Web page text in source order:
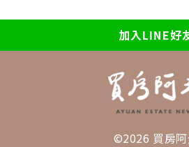
加入LINE好
©2026 買房